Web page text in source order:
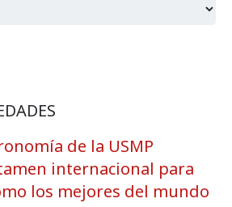
de la USMP
internacional para
los mejores del mundo